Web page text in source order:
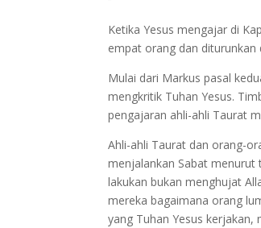
Ketika Yesus mengajar di
empat orang dan diturunkan
Mulai dari Markus pasal
mengkritik Tuhan Yesus.
pengajaran ahli-ahli Taurat
Ahli-ahli Taurat dan orang-
menjalankan Sabat menurut
lakukan bukan menghujat
mereka bagaimana orang
yang Tuhan Yesus